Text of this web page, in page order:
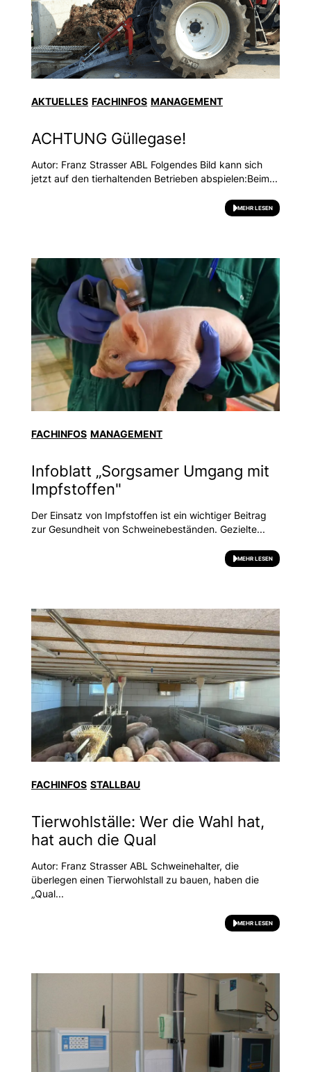
AKTUELLES FACHINFOS MANAGEMENT
ACHTUNG Güllegase!
Autor: Franz Strasser ABL Folgendes Bild kann sich
jetzt auf den tierhaltenden Betrieben abspielen:Beim...
MEHR LESEN
FACHINFOS MANAGEMENT
Infoblatt „Sorgsamer Umgang mit
Impfstoffen"
Der Einsatz von Impfstoffen ist ein wichtiger Beitrag
zur Gesundheit von Schweinebeständen. Gezielte...
MEHR LESEN
FACHINFOS STALLBAU
Tierwohlställe: Wer die Wahl hat,
hat auch die Qual
Autor: Franz Strasser ABL Schweinehalter, die
überlegen einen Tierwohlstall zu bauen, haben die
„Qual...
MEHR LESEN